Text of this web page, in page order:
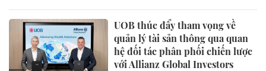
UOB thúc đẩy tham vọng về
quản lý tài sản thông qua quan
hệ đối tác phân phối chiến lược
với Allianz Global Investors